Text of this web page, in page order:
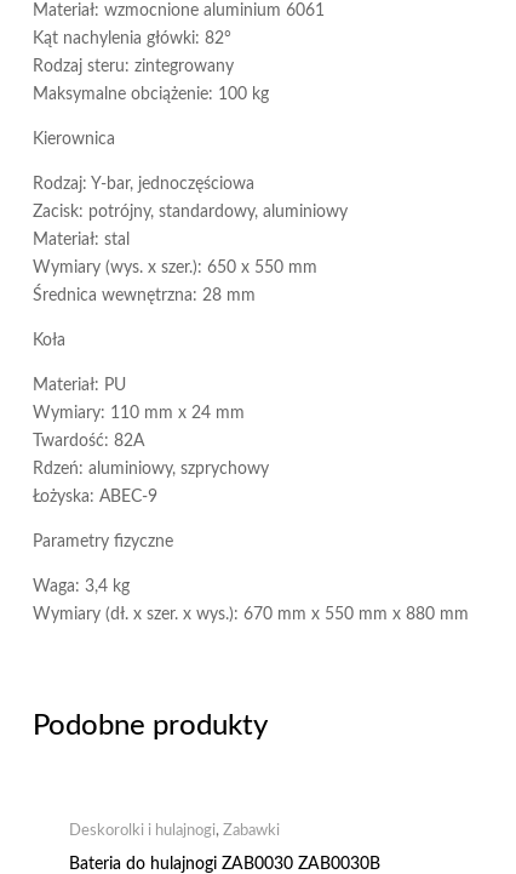
Materiał: wzmocnione aluminium 6061
Kąt nachylenia główki: 82°
Rodzaj steru: zintegrowany
Maksymalne obciążenie: 100 kg
Kierownica
Rodzaj: Y-bar, jednoczęściowa
Zacisk: potrójny, standardowy, aluminiowy
Materiał: stal
Wymiary (wys. x szer.): 650 x 550 mm
Średnica wewnętrzna: 28 mm
Koła
Materiał: PU
Wymiary: 110 mm x 24 mm
Twardość: 82A
Rdzeń: aluminiowy, szprychowy
Łożyska: ABEC-9
Parametry fizyczne
Waga: 3,4 kg
Wymiary (dł. x szer. x wys.): 670 mm x 550 mm x 880 mm
Podobne produkty
Deskorolki i hulajnogi, Zabawki
Bateria do hulajnogi ZAB0030 ZAB0030B